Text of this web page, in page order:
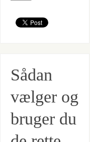
Sådan
vælger og
bruger du